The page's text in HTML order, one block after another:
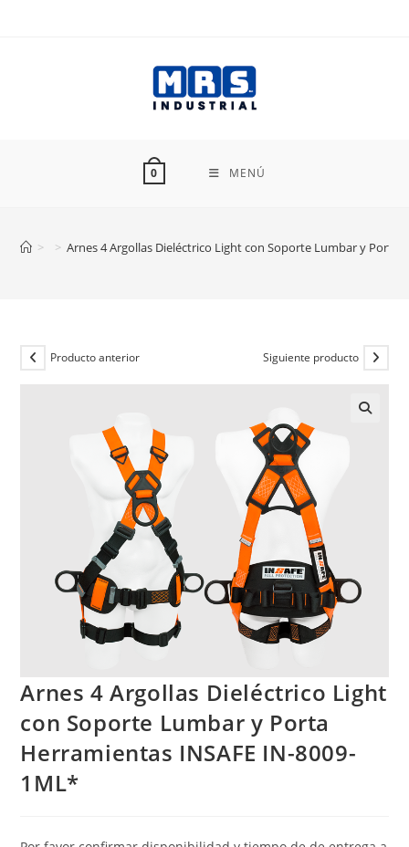
0 MENÚ
> > Arnes 4 Argollas Dieléctrico Light con Soporte Lumbar y Porta
Producto anterior Siguiente producto
Arnes 4 Argollas Dieléctrico Light
con Soporte Lumbar y Porta
Herramientas INSAFE IN-8009-
1ML*